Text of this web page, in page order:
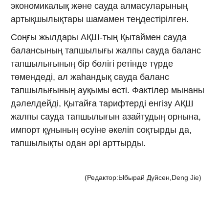
экономикалық және сауда алмасуларының
артықшылықтары шамамен теңдестірілген.
Соңғы жылдары АҚШ-тың Қытаймен сауда
балансының тапшылығы жалпы сауда баланс
тапшылығының бір бөлігі ретінде түрде
төмендеді, ал жаһандық сауда баланс
тапшылығының ауқымы өсті. Фактілер мынаны
дәлелдейді, Қытайға тарифтерді енгізу АҚШ
жалпы сауда тапшылығын азайтудың орнына,
импорт құнының өсуіне әкеліп соқтырды да,
тапшылықты одан әрі арттырды.
(Редактор:Ыбырай Дүйсен,Deng Jie)